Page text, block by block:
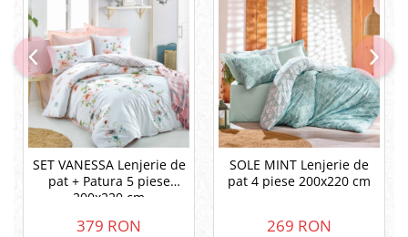
SET VANESSA Lenjerie de
pat + Patura 5 piese
200x220 cm
379 RON
SOLE MINT Lenjerie de
pat 4 piese 200x220 cm
269 RON